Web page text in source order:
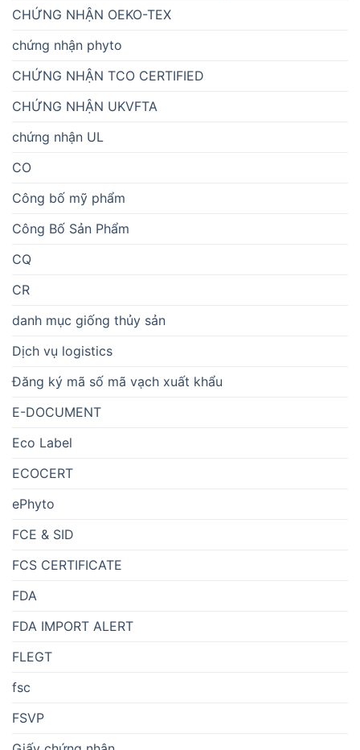
CHỨNG NHẬN OEKO-TEX
chứng nhận phyto
CHỨNG NHẬN TCO CERTIFIED
CHỨNG NHẬN UKVFTA
chứng nhận UL
CO
Công bố mỹ phẩm
Công Bố Sản Phẩm
CQ
CR
danh mục giống thủy sản
Dịch vụ logistics
Đăng ký mã số mã vạch xuất khẩu
E-DOCUMENT
Eco Label
ECOCERT
ePhyto
FCE & SID
FCS CERTIFICATE
FDA
FDA IMPORT ALERT
FLEGT
fsc
FSVP